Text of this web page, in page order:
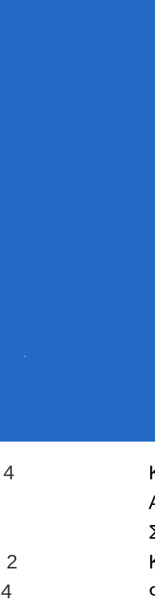
4
2
4